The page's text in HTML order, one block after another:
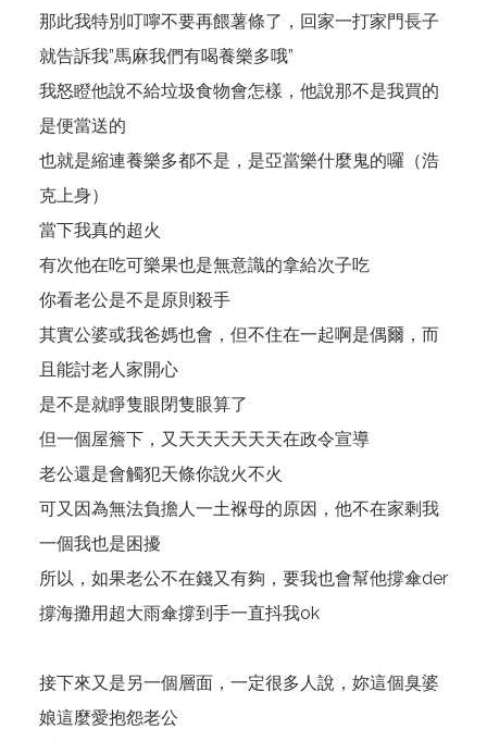
那此我特別叮嚀不要再餵薯條了，回家一打家門長子
就告訴我”馬麻我們有喝養樂多哦”
我怒瞪他說不給垃圾食物會怎樣，他說那不是我買的
是便當送的
也就是縮連養樂多都不是，是亞當樂什麼鬼的囉（浩
克上身）
當下我真的超火
有次他在吃可樂果也是無意識的拿給次子吃
你看老公是不是原則殺手
其實公婆或我爸媽也會，但不住在一起啊是偶爾，而
且能討老人家開心
是不是就睜隻眼閉隻眼算了
但一個屋簷下，又天天天天天天在政令宣導
老公還是會觸犯天條你說火不火
可又因為無法負擔人一土褓母的原因，他不在家剩我
一個我也是困擾
所以，如果老公不在錢又有夠，要我也會幫他撐傘der
撐海攤用超大雨傘撐到手一直抖我ok
接下來又是另一個層面，一定很多人說，妳這個臭婆
娘這麼愛抱怨老公